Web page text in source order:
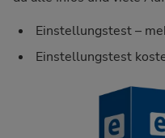
Einstellungstest –
Einstellungstest